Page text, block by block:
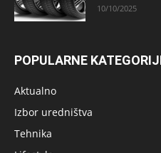
10/10/2025
POPULARNE
Aktualno
Izbor uredništva
Tehnika